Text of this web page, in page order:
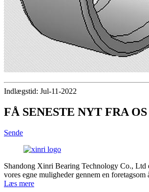
Indlægstid: Jul-11-2022
FÅ SENESTE NYT FRA OS
Sende
Shandong Xinri Bearing Technology Co., Ltd
vores egne muligheder gennem en foretagsom
Læs mere